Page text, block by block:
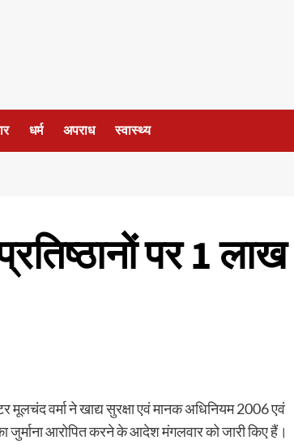
धर्म अपराध स्वास्थ्य
पर 1 लाख
वर्मा ने खाद्य सुरक्षा एवं मानक अधिनियम 2006 एवं
आरोपित करने के आदेश मंगलवार को जारी किए हैं।